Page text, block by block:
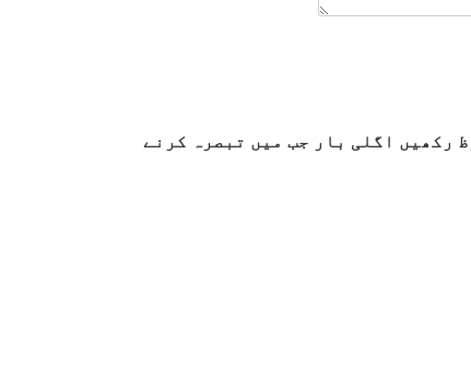
رکھیں اگلی بار جب میں تبصرہ کرنے